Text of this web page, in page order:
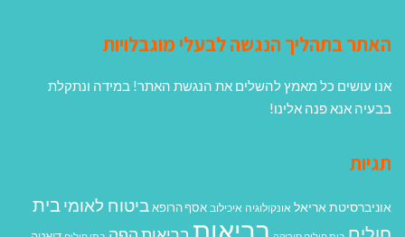
האתר בתהליך הנגשה לבעלי מוגבלויות
אנו עושים כל מאמץ להשלים את הנגשת האתר! במידה ונתקלת
בבעיה אנא פנה אלינו!
תגיות
אוניברסיטת אריאל אונקולוגיה איכילוב אסף הרופא ביטוח לאומיבית
בריאות